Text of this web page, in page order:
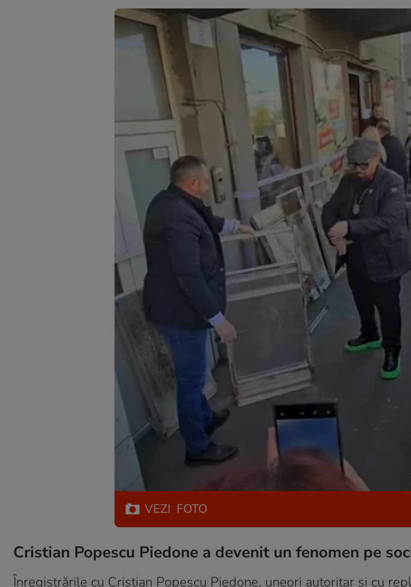
VEZI FOTO
Cristian Popescu Piedone a devenit un fenomen pe
Înregistrările cu Cristian Popescu Piedone, uneori autoritar și cu